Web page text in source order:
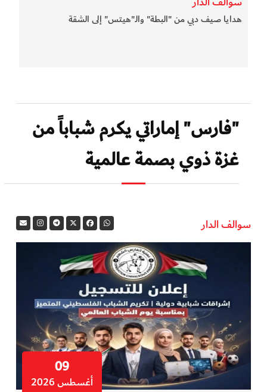
هدايا صيف دبي من "البطة" والـ"هيتس" إلى الشقة
"فارس" إماراتي يكرم شباباً من
غزة ذوي بصمة عالمية
سوالف الدار
09
أغسطس 2026